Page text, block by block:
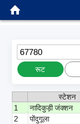
67780
रूट
स्टेशन
1
नादिकुड़ी जंक्शन
2
पोंदुगूला